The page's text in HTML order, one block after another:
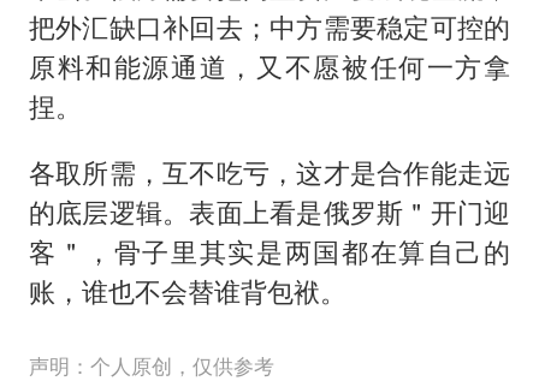
把外汇缺口补回去；中方需要稳定可控的
原料和能源通道，又不愿被任何一方拿
捏。
各取所需，互不吃亏，这才是合作能走远
的底层逻辑。表面上看是俄罗斯＂开门迎
客＂，骨子里其实是两国都在算自己的
账，谁也不会替谁背包袱。
声明：个人原创，仅供参考